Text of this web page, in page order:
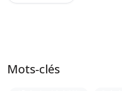
Mots-clés